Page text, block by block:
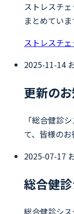
ストレスチ
まとめてい
ストレスチ
2025-11-14
更新の
「総合健診
て、皆様のお
2025-07-17
総合健
総合健診シ